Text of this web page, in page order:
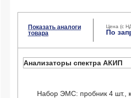
Показать аналоги
товара
Цена (с
По
Анализаторы спектра АКИП
Набор ЭМС: пробник 4 шт.,